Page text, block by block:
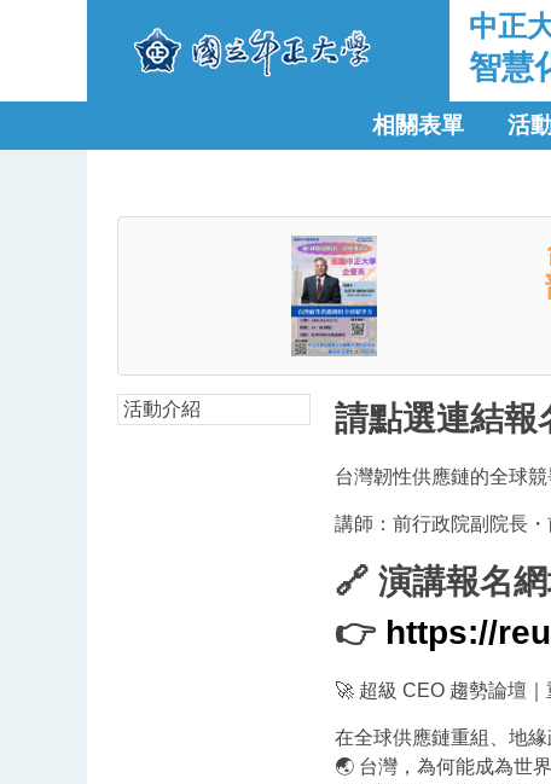
中正
智慧
相關表單 活
活動介紹 請點選連結報
台灣韌性供應鏈的全球競
講師：前行政院副院長
🔗 演講報名網
👉 https://
🚀 超級 CEO 趨勢論壇
在全球供應鏈重組、地
🌏 台灣，為何能成為世